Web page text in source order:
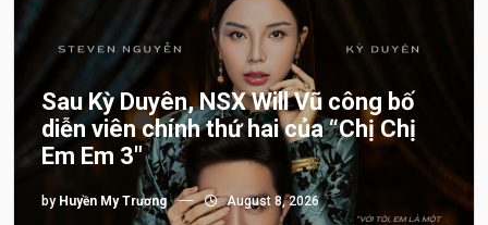
Sau Kỳ Duyên, NSX Will Vũ công bố
diễn viên chính thứ hai của “Chị Chị
Em Em 3″
by Huyền My Trương August 8, 2026